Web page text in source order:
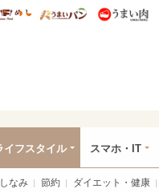
ィズニー特集
うまいめし うまいパン
イフスタイル スマホ・IT
なみ 節約 ダイエット・健康